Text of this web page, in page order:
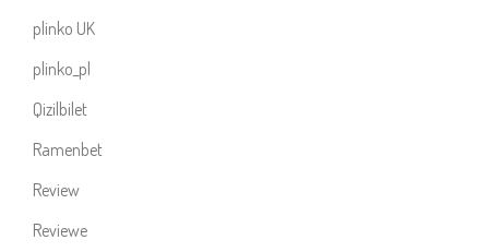
plinko UK
plinko_pl
Qizilbilet
Ramenbet
Review
Reviewe